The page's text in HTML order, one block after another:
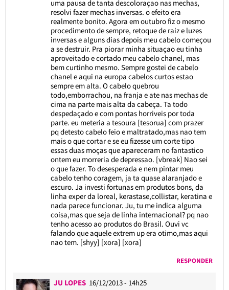
uma pausa de tanta descoloraçao nas mechas,
resolvi fazer mechas inversas. o efeito era
realmente bonito. Agora em outubro fiz o mesmo
procedimento de sempre, retoque de raiz e luzes
inversas e alguns dias depois meu cabelo começou
a se destruir. Pra piorar minha situaçao eu tinha
aproveitado e cortado meu cabelo chanel, mas
bem curtinho mesmo. Sempre gostei de cabelo
chanel e aqui na europa cabelos curtos estao
sempre em alta. O cabelo quebrou
todo,emborrachou, na franja e ate nas mechas de
cima na parte mais alta da cabeça. Ta todo
despedaçado e com pontas horriveis por toda
parte. eu meteria a tesoura [tesorua] com prazer
pq detesto cabelo feio e maltratado,mas nao tem
mais o que cortar e se eu fizesse um corte tipo
essas duas moças que apareceram no fantastico
ontem eu morreria de depressao. [vbreak] Nao sei
o que fazer. To desesperada e nem pintar meu
cabelo tenho coragem, ja ta quase alaranjado e
escuro. Ja investi fortunas em produtos bons, da
linha exper da loreal, kerastase,collistar, keratina e
nada parece funcionar. Ju, tu me indica alguma
coisa,mas que seja de linha internacional? pq nao
tenho acesso ao produtos do Brasil. Ouvi vc
falando que aquele extrem up era otimo,mas aqui
nao tem. [shyy] [xora] [xora]
RESPONDER
JU LOPES 16/12/2013 - 14h25